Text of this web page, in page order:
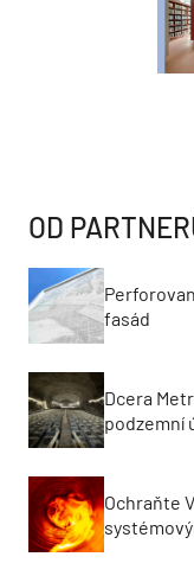
OD
fasád
Dcera
podzemní
Ochraňte